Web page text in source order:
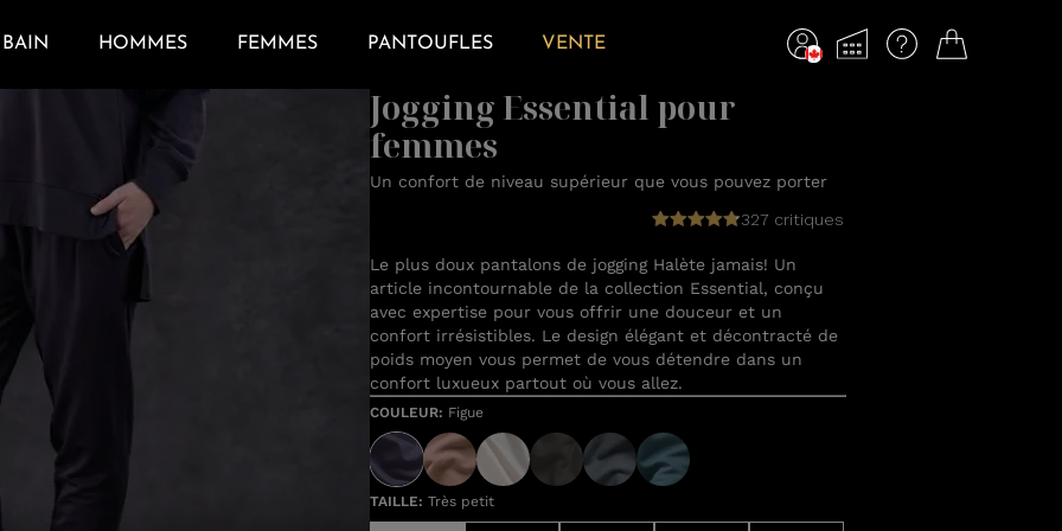
BAIN HOMMES FEMMES PANTOUFLES VENTE
Jogging Essential pour
femmes
Un confort de niveau supérieur que vous pouvez porter
327 critiques
Le plus doux pantalons de jogging Halète jamais! Un
article incontournable de la collection Essential, conçu
avec expertise pour vous offrir une douceur et un
confort irrésistibles. Le design élégant et décontracté de
poids moyen vous permet de vous détendre dans un
confort luxueux partout où vous allez.
COULEUR: Figue
TAILLE: Très petit